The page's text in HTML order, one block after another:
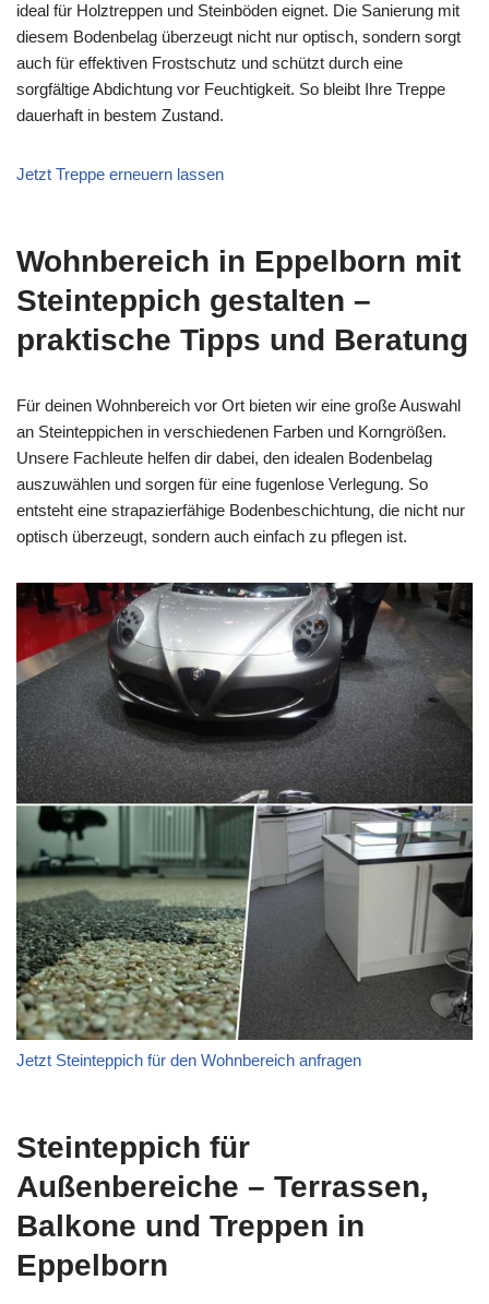
ideal für Holztreppen und Steinböden eignet. Die Sanierung mit
diesem Bodenbelag überzeugt nicht nur optisch, sondern sorgt
auch für effektiven Frostschutz und schützt durch eine
sorgfältige Abdichtung vor Feuchtigkeit. So bleibt Ihre Treppe
dauerhaft in bestem Zustand.
Jetzt Treppe erneuern lassen
Wohnbereich in Eppelborn mit
Steinteppich gestalten –
praktische Tipps und Beratung
Für deinen Wohnbereich vor Ort bieten wir eine große Auswahl
an Steinteppichen in verschiedenen Farben und Korngrößen.
Unsere Fachleute helfen dir dabei, den idealen Bodenbelag
auszuwählen und sorgen für eine fugenlose Verlegung. So
entsteht eine strapazierfähige Bodenbeschichtung, die nicht nur
optisch überzeugt, sondern auch einfach zu pflegen ist.
Jetzt Steinteppich für den Wohnbereich anfragen
Steinteppich für
Außenbereiche – Terrassen,
Balkone und Treppen in
Eppelborn